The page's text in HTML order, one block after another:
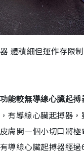
體積細但運作存限制
能較無導線心臟起
有導線心臟起搏器
膚開一個小切口將
導線心臟起搏器經